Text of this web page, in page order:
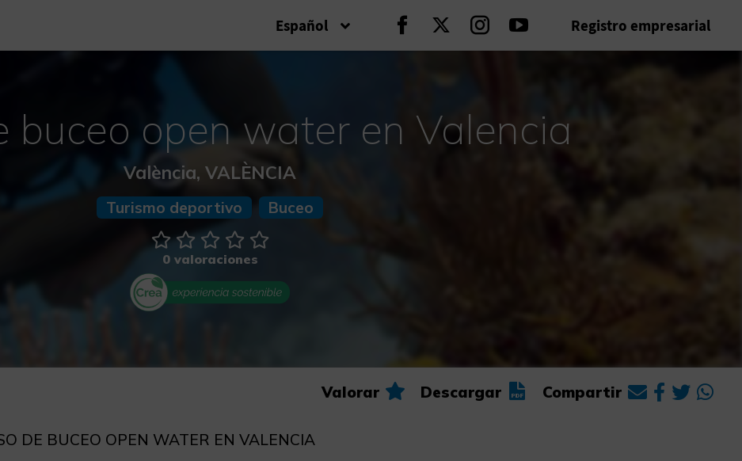
Español Seguir en Facebook
Seguir en Twitter
Seguir en Instagram
Seguir en Youtube
Registro empresarial
buceo open water en Valencia
València, VALÈNCIA
Turismo deportivo Buceo
0 valoraciones
Valorar Descargar Compartir
DE BUCEO OPEN WATER EN VALENCIA